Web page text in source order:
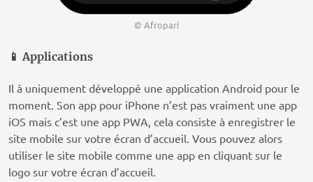
© Afropari
📱 Applications
Il à uniquement développé une application Android pour le
moment. Son app pour iPhone n’est pas vraiment une app
iOS mais c’est une app PWA, cela consiste à enregistrer le
site mobile sur votre écran d’accueil. Vous pouvez alors
utiliser le site mobile comme une app en cliquant sur le
logo sur votre écran d’accueil.